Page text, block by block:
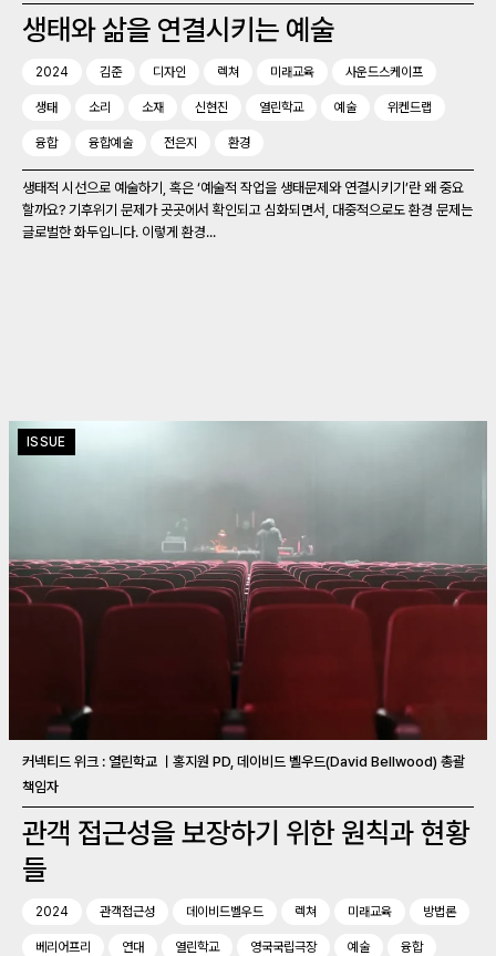
생태와 삶을 연결시키는 예술
2024 김준 디자인 렉쳐 미래교육 사운드스케이프
생태 소리 소재 신현진 열린학교 예술 위켄드랩
융합 융합예술 전은지 환경
생태적 시선으로 예술하기, 혹은 ‘예술적 작업을 생태문제와 연결시키기’란 왜 중요
할까요? 기후위기 문제가 곳곳에서 확인되고 심화되면서, 대중적으로도 환경 문제는
글로벌한 화두입니다. 이렇게 환경...
ISSUE
커넥티드 위크 : 열린학교 ㅣ홍지원 PD, 데이비드 벨우드(David Bellwood) 총괄
책임자
관객 접근성을 보장하기 위한 원칙과 현황
들
2024 관객접근성 데이비드벨우드 렉쳐 미래교육 방법론
베리어프리 연대 열린학교 영국국립극장 예술 융합